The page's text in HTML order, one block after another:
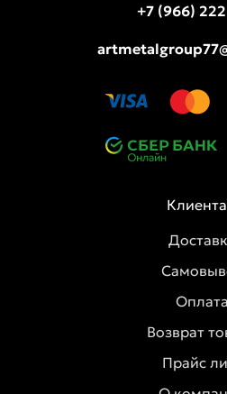
+7 (966)
Оплата
Возврат
Прайс